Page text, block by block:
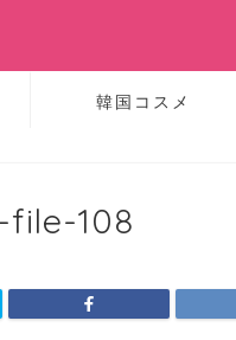
韓国コスメ
108